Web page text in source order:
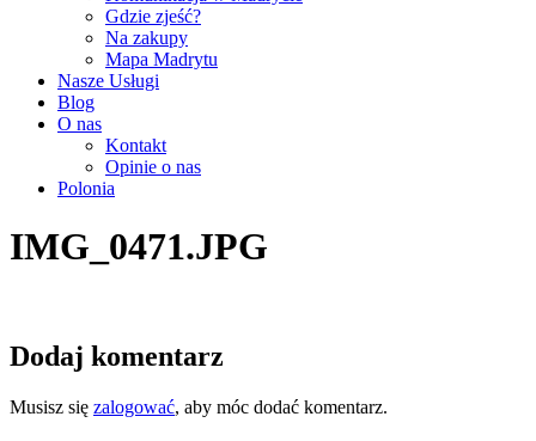
Gdzie zjeść?
Na zakupy
Mapa Madrytu
Nasze Usługi
Blog
O nas
Kontakt
Opinie o nas
Polonia
IMG_0471.JPG
Dodaj komentarz
Musisz się zalogować, aby móc dodać komentarz.